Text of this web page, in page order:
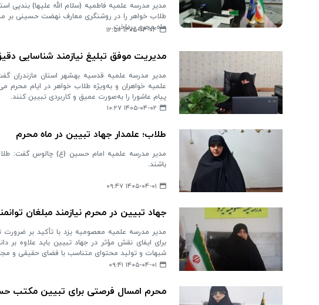
مدیر مدرسه علمیه فاطمیه (سلام الله علیها) بندپی
طلاب خواهر را در روشنگری معارف نهضت حسینی بر
ماه محرم پرداخت.
۱۴۰۵-۰۴-۰۴ ۱۲:۵۰
مدیریت موفق تبلیغ نیازمند شناسایی
مدیر مدرسه علمیه قدسیه بهشهر استان مازندران
علمیه خواهران و به‌ویژه طلاب خواهر در ایام محرم
پیام عاشورا را به‌صورت عمیق و کاربردی تبیین کنند.
۱۴۰۵-۰۴-۰۲ ۱۰:۲۷
طلاب؛ علمدار جهاد تبیین در ماه محرم
مدیر مدرسه علمیه امام حسین (ع) چالوس گفت:
باشند.
۱۴۰۵-۰۴-۰۱ ۰۹:۴۷
جهاد تبیین در محرم نیازمند مبلغان
مدیر مدرسه علمیه معصومیه یزد با تأکید بر
برای ایفای نقش مؤثر در جهاد تبیین باید علاوه بر
شبهات و تولید محتوای متناسب با فضای حقیقی و
۱۴۰۵-۰۴-۰۱ ۰۹:۴۱
محرم امسال فرصتی برای تبیین مکتب